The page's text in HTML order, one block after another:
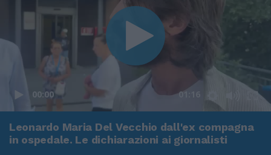
00:00 01:16
Leonardo Maria Del Vecchio dall'ex compagna
in ospedale. Le dichiarazioni ai giornalisti